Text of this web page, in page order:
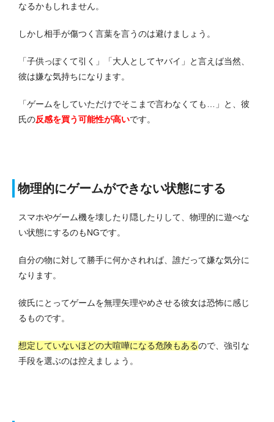
なるかもしれません。
しかし相手が傷つく言葉を言うのは避けましょう。
「子供っぽくて引く」「大人としてヤバイ」と言えば当然、
彼は嫌な気持ちになります。
「ゲームをしていただけでそこまで言わなくても…」と、彼
氏の反感を買う可能性が高いです。
物理的にゲームができない状態にする
スマホやゲーム機を壊したり隠したりして、物理的に遊べな
い状態にするのもNGです。
自分の物に対して勝手に何かされれば、誰だって嫌な気分に
なります。
彼氏にとってゲームを無理矢理やめさせる彼女は恐怖に感じ
るものです。
想定していないほどの大喧嘩になる危険もあるので、強引な
手段を選ぶのは控えましょう。